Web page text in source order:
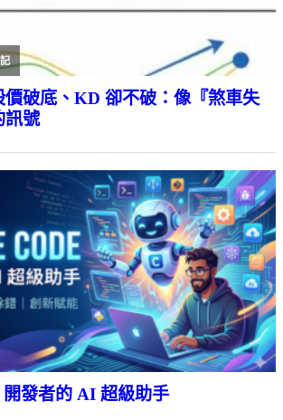
價破底、KD 卻不破：像『煞車失
訊號
開發者的 AI 超級助手